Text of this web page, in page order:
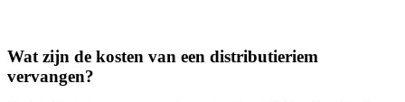
Wat zijn de kosten van een distributieriem
vervangen?